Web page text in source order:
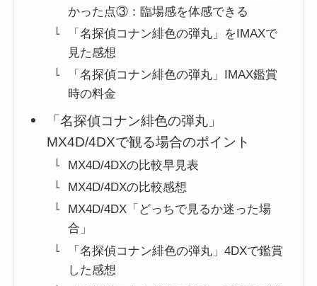
かった点③：臨場感を体感できる
「名探偵コナン緋色の弾丸」をIMAXで
見た感想
「名探偵コナン緋色の弾丸」IMAX鑑賞
時の料金
「名探偵コナン緋色の弾丸」
MX4D/4DXで観る場合のポイント
MX4D/4DXの比較早見表
MX4D/4DXの比較感想
MX4D/4DX「どっちで見るか迷った場
合」
「名探偵コナン緋色の弾丸」4DXで鑑賞
した感想